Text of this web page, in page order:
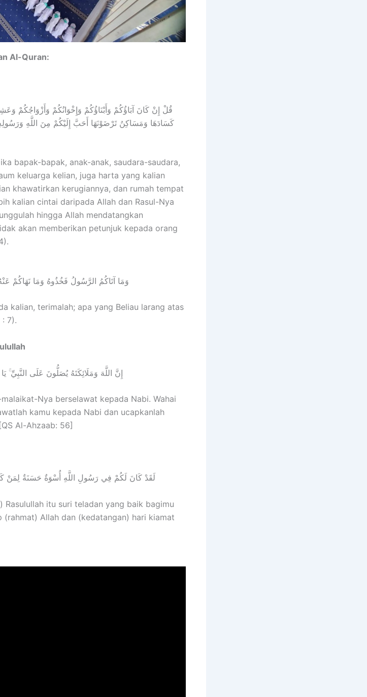
Al-Quran:
قُلْ إِنْ كَانَ آبَاؤُكُمْ وَأَبْنَاؤُكُمْ وَإِخْوَانُكُمْ وَأَزْوَاجُكُمْ
كَسَادَهَا وَمَسَاكِنُ تَرْضَوْنَهَا أَحَبَّ إِلَيْكُمْ مِنَ اللَّهِ
bapak-bapak, anak-anak, saudara-saudara,
keluarga kelian, juga harta yang kalian
khawatirkan kerugiannya, dan rumah tempat
kalian cintai daripada Allah dan Rasul-Nya
hingga Allah mendatangkan
akan memberikan petunjuk kepada orang
وَمَا آتَاكُمُ الرَّسُولُ فَخُذُوهُ وَمَا نَهَاكُمْ عَنْهُ
kalian, terimalah; apa yang Beliau larang atas
7).
إِنَّ اللَّهَ وَمَلَائِكَتَهُ يُصَلُّونَ عَلَى النَّبِيِّ
Nya berselawat kepada Nabi. Wahai
kamu kepada Nabi dan ucapkanlah
Al-Ahzaab: 56]
لَقَدْ كَانَ لَكُمْ فِي رَسُولِ اللَّهِ أُسْوَةٌ حَسَنَةٌ لِمَنْ كَانَ
Rasulullah itu suri teladan yang baik bagimu
Allah dan (kedatangan) hari kiamat